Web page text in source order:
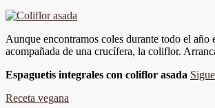
Aunque encontramos coles durante todo el
acompañada de una crucífera, la coliflor.
Espaguetis integrales con coliflor asada
Receta vegana